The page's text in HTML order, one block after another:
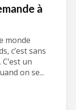
à
monde
c’est sans
un
on se...